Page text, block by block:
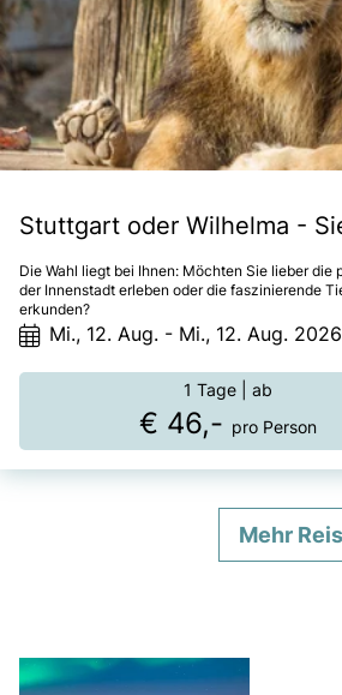
Die Wahl liegt bei Ihnen: Möchten Sie lieber die
der Innenstadt erleben oder die faszinierende
erkunden?
Mi., 12. Aug. - Mi., 12. Aug. 2026
1 Tage | ab
€ 46,- pro Person
Mehr